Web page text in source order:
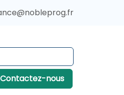
Contactez-nous